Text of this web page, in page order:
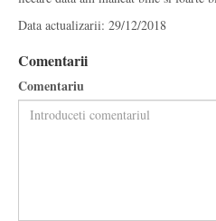
Data actualizarii: 29/12/2018
Comentarii
Comentariu